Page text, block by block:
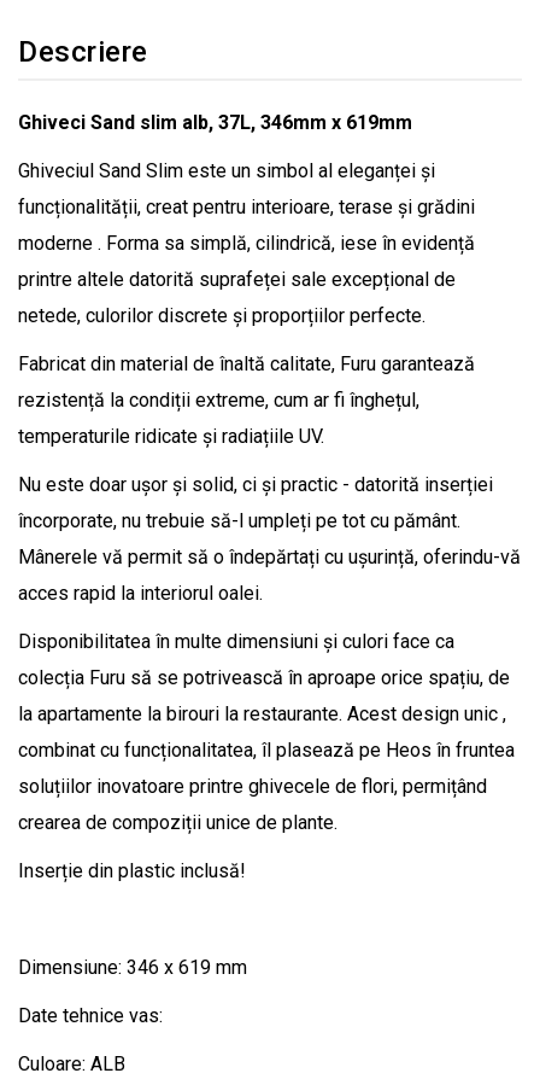
Descriere
Ghiveci Sand slim alb, 37L, 346mm x 619mm
Ghiveciul Sand Slim este un simbol al eleganței și
funcționalității, creat pentru interioare, terase și grădini
moderne . Forma sa simplă, cilindrică, iese în evidență
printre altele datorită suprafeței sale excepțional de
netede, culorilor discrete și proporțiilor perfecte.
Fabricat din material de înaltă calitate, Furu garantează
rezistență la condiții extreme, cum ar fi înghețul,
temperaturile ridicate și radiațiile UV.
Nu este doar ușor și solid, ci și practic - datorită inserției
încorporate, nu trebuie să-l umpleți pe tot cu pământ.
Mânerele vă permit să o îndepărtați cu ușurință, oferindu-vă
acces rapid la interiorul oalei.
Disponibilitatea în multe dimensiuni și culori face ca
colecția Furu să se potrivească în aproape orice spațiu, de
la apartamente la birouri la restaurante. Acest design unic ,
combinat cu funcționalitatea, îl plasează pe Heos în fruntea
soluțiilor inovatoare printre ghivecele de flori, permițând
crearea de compoziții unice de plante.
Inserție din plastic inclusă!
Dimensiune: 346 x 619 mm
Date tehnice vas:
Culoare: ALB